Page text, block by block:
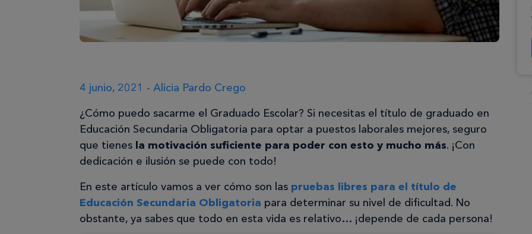
4 junio, 2021 - Alicia Pardo Crego
¿Cómo puedo sacarme el Graduado Escolar? Si necesitas el título de graduado en
Educación Secundaria Obligatoria para optar a puestos laborales mejores, seguro
que tienes la motivación suficiente para poder con esto y mucho más. ¡Con
dedicación e ilusión se puede con todo!
En este artículo vamos a ver cómo son las pruebas libres para el título de
Educación Secundaria Obligatoria para determinar su nivel de dificultad. No
obstante, ya sabes que todo en esta vida es relativo… ¡depende de cada persona!